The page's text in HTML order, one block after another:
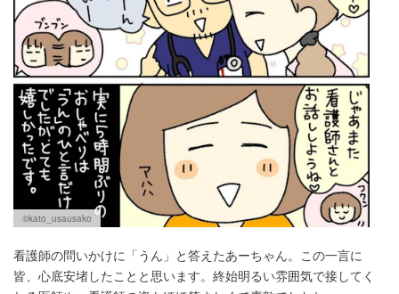
©kato_usausako
看護師の問いかけに「うん」と答えたあーちゃん。この一言に
皆、心底安堵したことと思います。終始明るい雰囲気で接してく